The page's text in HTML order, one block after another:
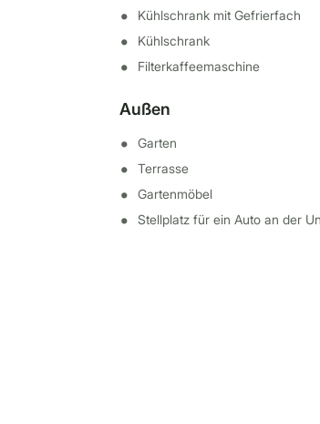
Kühlschrank mit Gefrierfach
Kühlschrank
Filterkaffeemaschine
Außen
Garten
Terrasse
Gartenmöbel
Stellplatz für ein Auto an der